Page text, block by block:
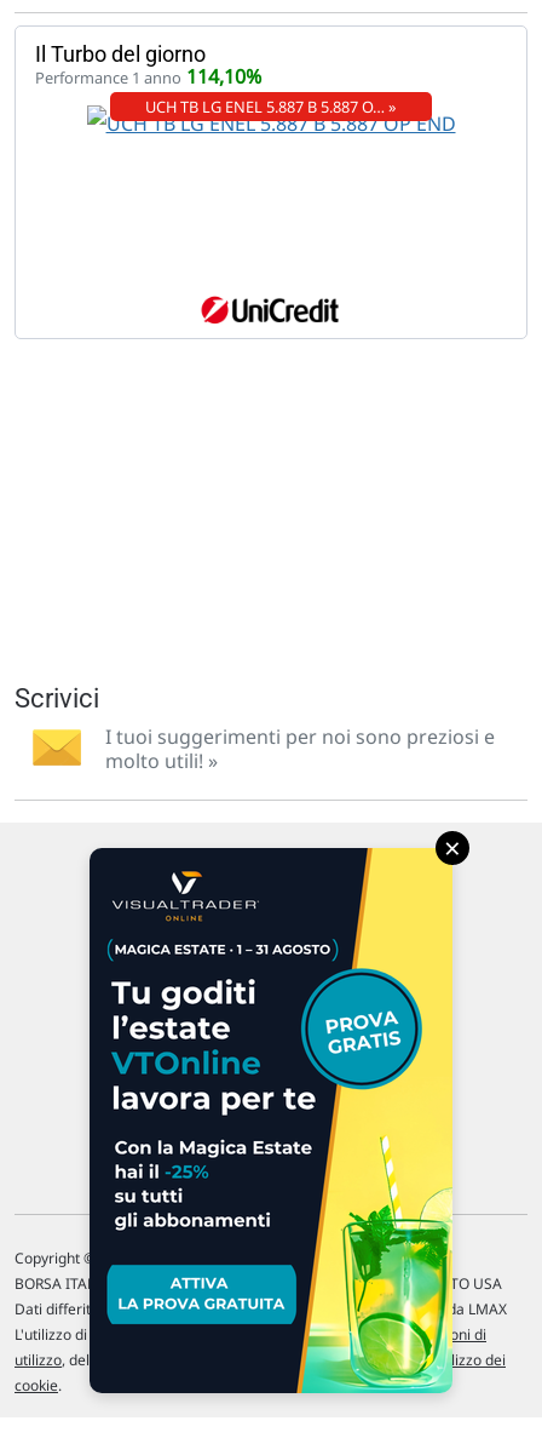
Il Turbo del giorno
Performance 1 anno 114,10%
UCH TB LG ENEL 5.887 B 5.887 O… »
Scrivici
I tuoi suggerimenti per noi sono preziosi e
molto utili! »
Via Macanno, 38/A
P.IVA 02 452 460 401
Chi siamo
Commenti e segnalazioni
Contattaci
Copyright © 1996-2026 Traderlink Italia s.r.l.
BORSA ITALIANA Quotazioni di borsa differite di 15 min. / MERCATO USA
Dati differiti di 15 min. (fonte Intrinio) / FOREX Quotazioni fornite da LMAX
L'utilizzo di questo sito implica l'accettazione delle nostreCondizioni di
utilizzo, del Politiche sulla privacye dell'Utilizzo dei
cookie.
×